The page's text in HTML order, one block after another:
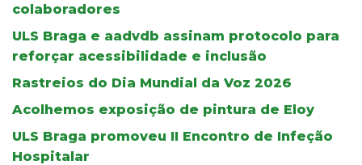
colaboradores
ULS Braga e aadvdb assinam protocolo para
reforçar acessibilidade e inclusão
Rastreios do Dia Mundial da Voz 2026
Acolhemos exposição de pintura de Eloy
ULS Braga promoveu II Encontro de Infeção
Hospitalar